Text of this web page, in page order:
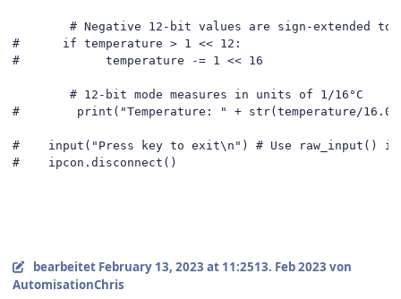
# Negative 12-bit values are sign-extended to
#      if temperature > 1 << 12:
#            temperature -= 1 << 16
# 12-bit mode measures in units of 1/16°C
#        print("Temperature: " + str(temperature/
#    input("Press key to exit\n") # Use raw_input() in
#    ipcon.disconnect()
bearbeitet February 13, 2023 at 11:2513. Feb 2023 von
AutomisationChris